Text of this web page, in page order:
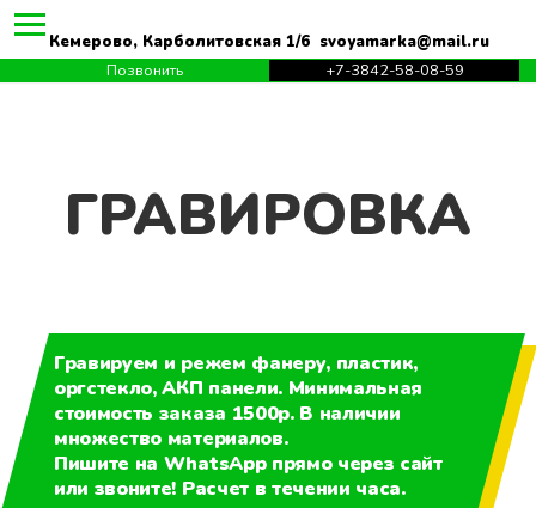
Кемерово, Карболитовская 1/6 svoyamarka@mail.ru
Позвонить
+7-3842-58-08-59
ГРАВИРОВКА
Гравируем и режем фанеру, пластик,
оргстекло, АКП панели. Минимальная
стоимость заказа 1500р. В наличии
множество материалов.
Пишите на WhatsApp прямо через сайт
или звоните! Расчет в течении часа.